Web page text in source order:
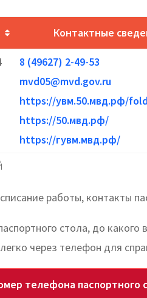
Контактные
8 (49627) 2-49-53
mvd05@mvd.gov.ru
https://увм.50.мвд.рф/
https://50.мвд.рф/
https://гувм.мвд.рф/
работы, контакты
стола, до
через телефон для
телефона паспортного